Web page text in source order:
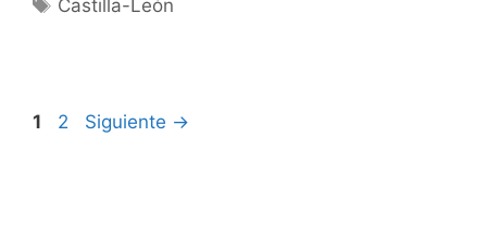
Castilla-León
Página
1 Página
2 Siguiente →